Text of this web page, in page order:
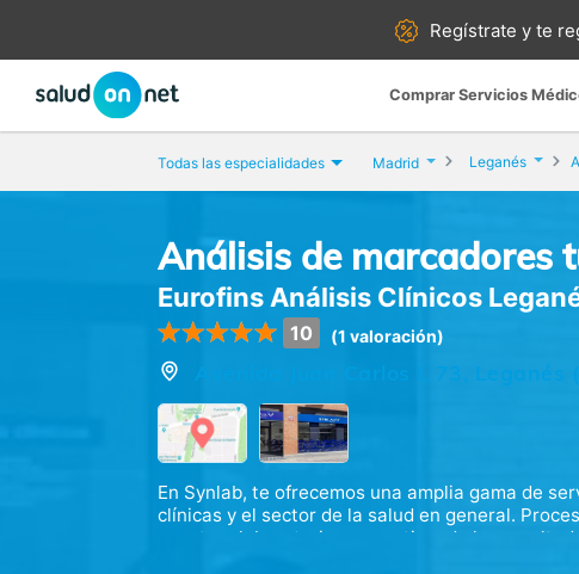
Regístrate yte
Comprar Servicios
Todas las especialidades Madrid Leganés
Análisis de marcadores
Eurofins Análisis Clínicos
10 (1 valoración)
Avenida Juan Carlos I, 73, Leganés
En Synlab, te ofrecemos una amplia gama de
clínicas y el sector de la salud en general.
nuestros laboratorios, garantizando los
elegir el tratamiento más adecuado.